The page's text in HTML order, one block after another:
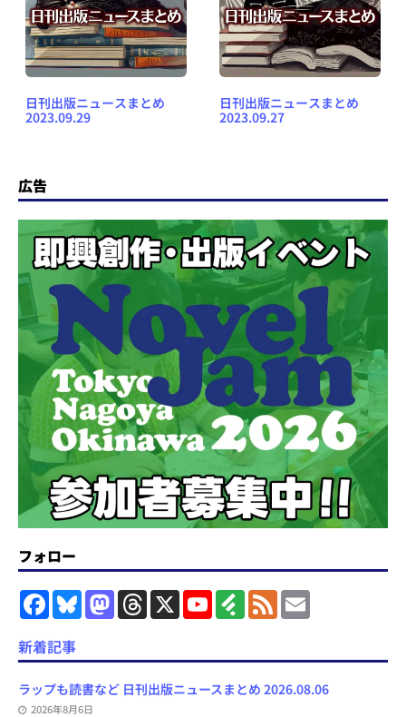
日刊出版ニュースまとめ
2023.09.29
日刊出版ニュースまとめ
2023.09.27
広告
フォロー
F
e
b
o
k
B
y
M
o
n
T
s
X
Y
e
C
F
F
新着記事
ラップも読書など 日刊出版ニュースまとめ 2026.08.06
2026年8月6日